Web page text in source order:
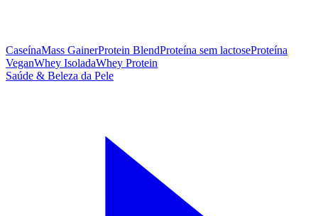
CaseínaMass GainerProtein BlendProteína sem lactoseProteína
VeganWhey IsoladaWhey Protein
Saúde & Beleza da Pele